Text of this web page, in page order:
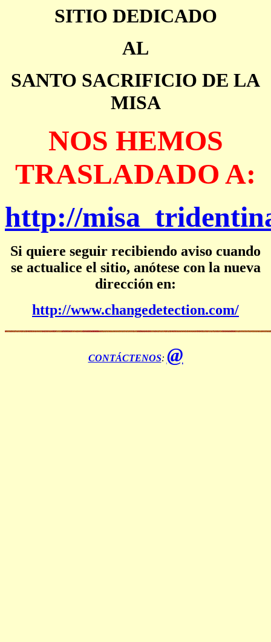
SITIO DEDICADO
AL
SANTO SACRIFICIO DE LA
MISA
NOS HEMOS
TRASLADADO A:
http://
Si quiere seguir recibiendo aviso cuando
se actualice el sitio, anótese con la nueva
dirección en:
http://www.changedetection.com/
CONTÁCTENOS: @